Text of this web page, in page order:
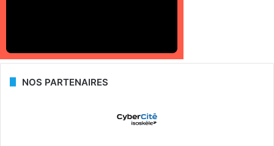
NOS PARTENAIRES